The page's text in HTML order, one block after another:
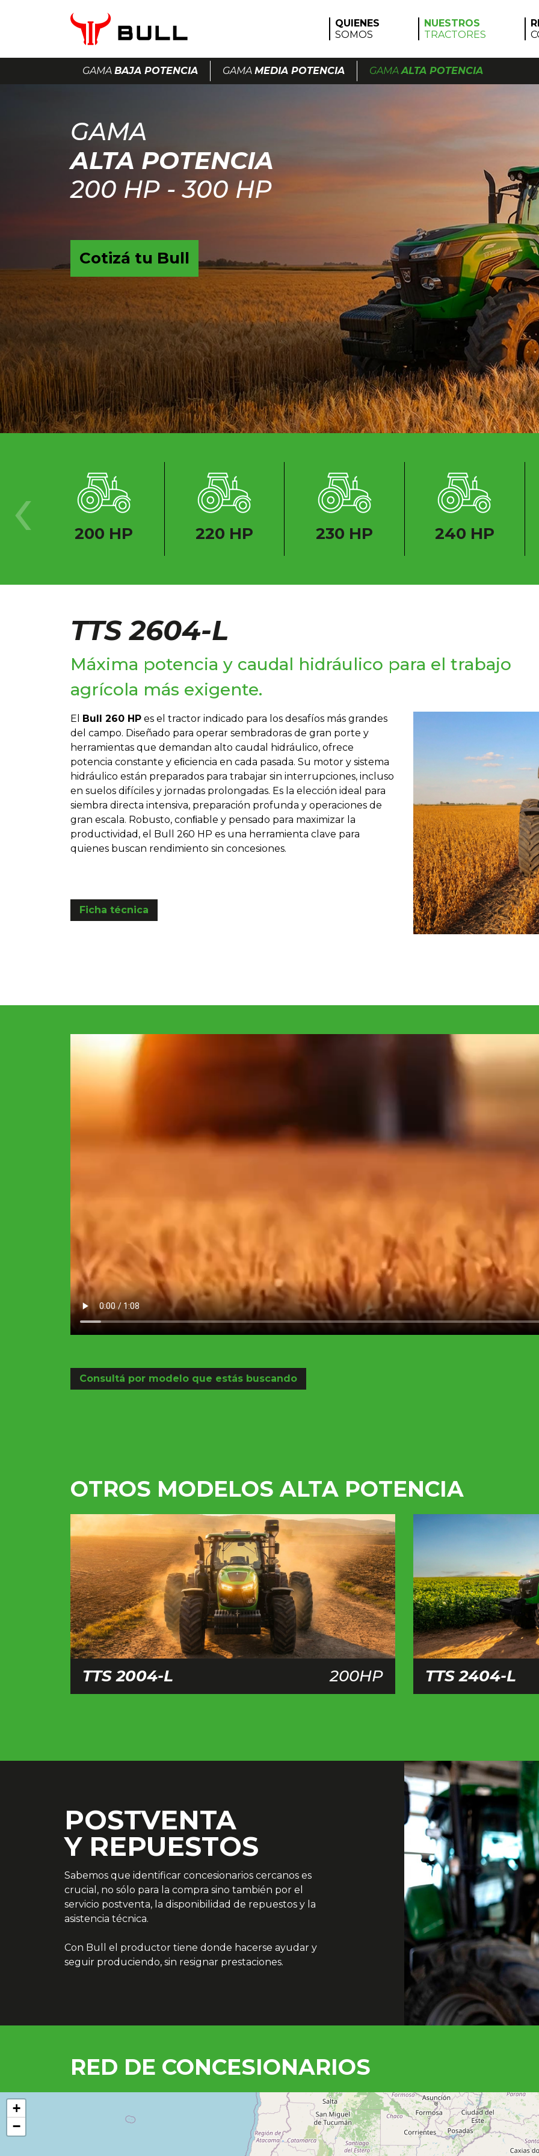
QUIENES
SOMOS
NUESTROS
TRACTORES
GAMA BAJA POTENCIA GAMA MEDIA POTENCIA GAMAALTA POTENCIA
GAMA
ALTA POTENCIA
200 HP - 300 HP
Cotizá tu Bull
200 HP 220 HP 230 HP 240 HP
‹
TTS 2604-L
Máxima potencia y caudal hidráulico para el trabajo
agrícola más exigente.
El Bull 260 HP es el tractor indicado para los desafíos más grandes
del campo. Diseñado para operar sembradoras de gran porte y
herramientas que demandan alto caudal hidráulico, ofrece
potencia constante y eﬁciencia en cada pasada. Su motor y sistema
hidráulico están preparados para trabajar sin interrupciones, incluso
en suelos difíciles y jornadas prolongadas. Es la elección ideal para
siembra directa intensiva, preparación profunda y operaciones de
gran escala. Robusto, conﬁable y pensado para maximizar la
productividad, el Bull 260 HP es una herramienta clave para
quienes buscan rendimiento sin concesiones.
Ficha técnica
Consultá por modelo que estás buscando
OTROS MODELOS ALTA POTENCIA
TTS 2004-L 200HP TTS 2404-L
POSTVENTA
Y REPUESTOS
Sabemos que identificar concesionarios cercanos es
crucial, no sólo para la compra sino también por el
servicio postventa, la disponibilidad de repuestos y la
asistencia técnica.
Con Bull el productor tiene donde hacerse ayudar y
seguir produciendo, sin resignar prestaciones.
RED DE CONCESIONARIOS
+
−